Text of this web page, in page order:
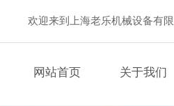
欢迎来到上海老乐机械设备有限
网站首页 关于我们